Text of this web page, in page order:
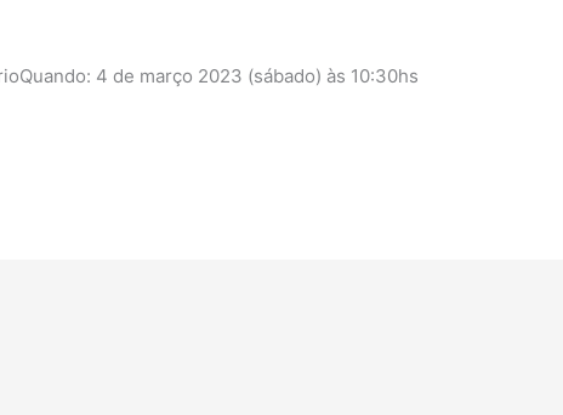
4 de março 2023 (sábado) às 10:30hs